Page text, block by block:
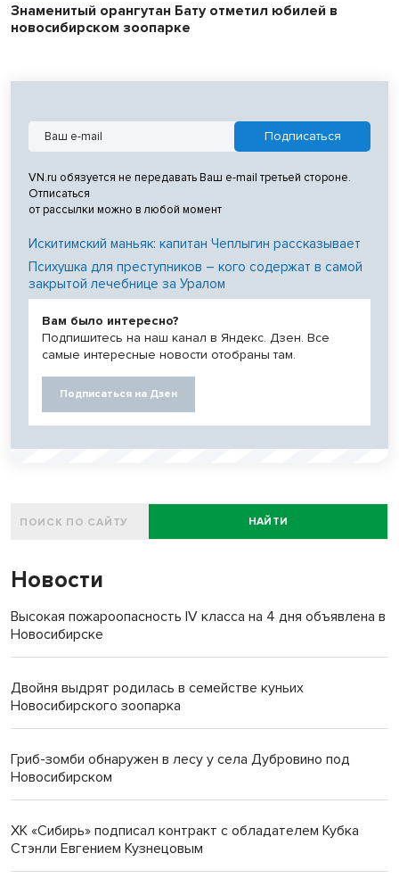
Знаменитый орангутан Бату отметил юбилей в
новосибирском зоопарке
VN.ru обязуется не передавать Ваш e-mail третьей стороне.
Отписаться
от рассылки можно в любой момент
Искитимский маньяк: капитан Чеплыгин рассказывает
Психушка для преступников – кого содержат в самой
закрытой лечебнице за Уралом
Вам было интересно?
Подпишитесь на наш канал в Яндекс. Дзен. Все
самые интересные новости отобраны там.
Подписаться на Дзен
НАЙТИ
Новости
Высокая пожароопасность IV класса на 4 дня объявлена в
Новосибирске
Двойня выдрят родилась в семействе куньих
Новосибирского зоопарка
Гриб-зомби обнаружен в лесу у села Дубровино под
Новосибирском
ХК «Сибирь» подписал контракт с обладателем Кубка
Стэнли Евгением Кузнецовым